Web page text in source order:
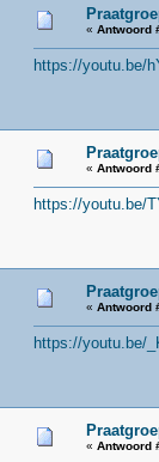
« Antwoord
https://youtu.be/
« Antwoord
https://youtu.be/
« Antwoord
https://youtu.be/
« Antwoord